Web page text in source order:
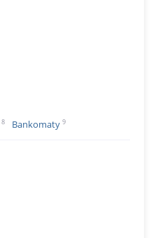
8 Bankomaty 9